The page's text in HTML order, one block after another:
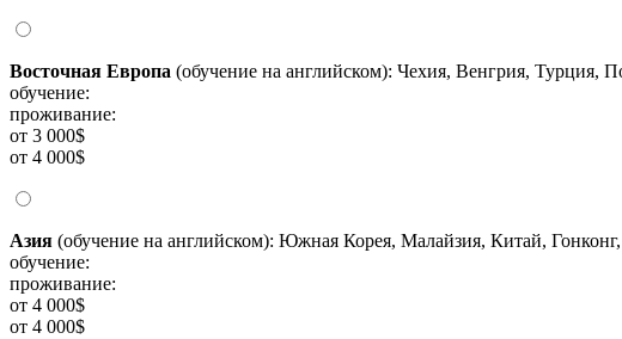
Восточная Европа (обучение на английском): Чехия, Венгрия, Турция,
обучение:
проживание:
от 3 000$
от 4 000$
Азия (обучение на английском): Южная Корея, Малайзия, Китай,
обучение:
проживание:
от 4 000$
от 4 000$